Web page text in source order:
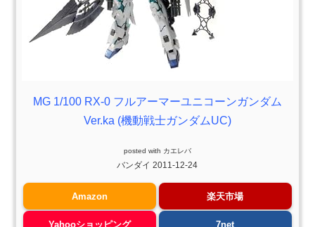
MG 1/100 RX-0 フルアーマーユニコーンガンダム
Ver.ka (機動戦士ガンダムUC)
posted with カエレバ
バンダイ 2011-12-24
Amazon 楽天市場
Yahooショッピング 7net